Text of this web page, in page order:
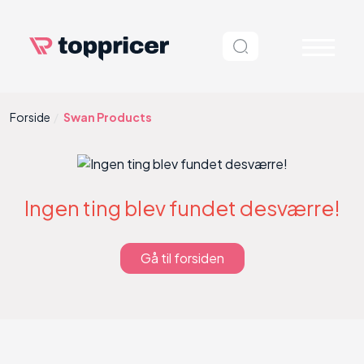
Forside Swan Products
Ingen ting blev fundet desværre!
Gå til forsiden